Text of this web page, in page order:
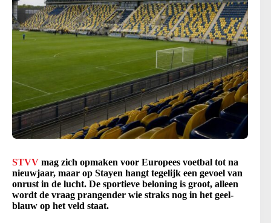
STVV mag zich opmaken voor Europees voetbal tot na
nieuwjaar, maar op Stayen hangt tegelijk een gevoel van
onrust in de lucht. De sportieve beloning is groot, alleen
wordt de vraag prangender wie straks nog in het geel-
blauw op het veld staat.